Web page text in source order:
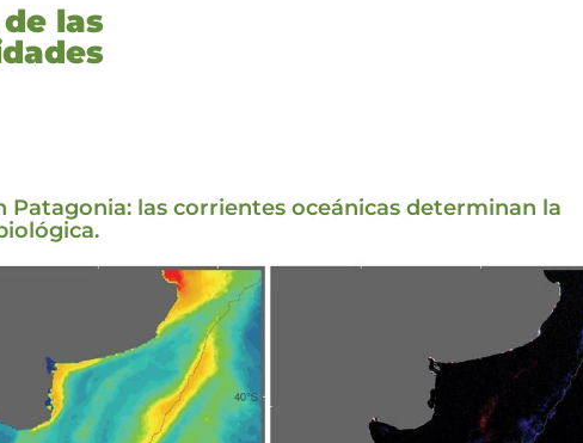
las
Patagonia: las corrientes oceánicas determinan la